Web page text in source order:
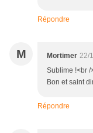
Répondre
M Mortimer 22/
Sublime !<br /
Bon et saint
Répondre